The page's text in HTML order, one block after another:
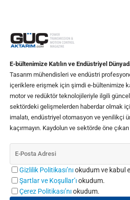
E-bültenimize Katılın ve Endüstriyel
Tasarım mühendisleri ve endüstri
içeriklere erişmek için şimdi e-bültenimize
motor ve redüktör teknolojileriyle ilgili
sektördeki gelişmelerden haberdar olmak
imalatı, endüstriyel otomasyon ve yenilikçi
kaçırmayın. Kaydolun ve sektörde öne
Gizlilik Politikası’nıokudum ve kabul
Şartlar ve Koşullar’ıokudum.
Çerez Politikası’nıokudum.